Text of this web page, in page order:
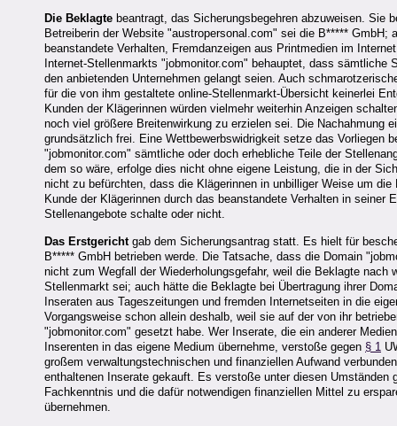
Die Beklagte beantragt, das Sicherungsbegehren abzuweisen. Sie
Betreiberin der Website "austropersonal.com" sei die B*****
beanstandete Verhalten, Fremdanzeigen aus Printmedien im
Internet-Stellenmarkts "jobmonitor.com" behauptet, dass sämtliche
den anbietenden Unternehmen gelangt seien. Auch
für die von ihm gestaltete online-Stellenmarkt-Übersicht keinerlei
Kunden der Klägerinnen würden vielmehr weiterhin Anzeigen
noch viel größere Breitenwirkung zu erzielen sei. Die Nachahmung
grundsätzlich frei. Eine Wettbewerbswidrigkeit setze das Vorliegen
"jobmonitor.com" sämtliche oder doch erhebliche Teile der
dem so wäre, erfolge dies nicht ohne eigene Leistung, die in der
nicht zu befürchten, dass die Klägerinnen in unbilliger Weise um
Kunde der Klägerinnen durch das beanstandete Verhalten in
Stellenangebote schalte oder nicht.
Das Erstgericht gab dem Sicherungsantrag statt. Es hielt für
B***** GmbH betrieben werde. Die Tatsache, dass die Domain
nicht zum Wegfall der Wiederholungsgefahr, weil die Beklagte
Stellenmarkt sei; auch hätte die Beklagte bei Übertragung ihrer
Inseraten aus Tageszeitungen und fremden Internetseiten in die
Vorgangsweise schon allein deshalb, weil sie auf der von ihr
"jobmonitor.com" gesetzt habe. Wer Inserate, die ein anderer
Inserenten in das eigene Medium übernehme, verstoße gegen § 1
großem verwaltungstechnischen und finanziellen Aufwand
enthaltenen Inserate gekauft. Es verstoße unter diesen Umständen
Fachkenntnis und die dafür notwendigen finanziellen Mittel zu
übernehmen.